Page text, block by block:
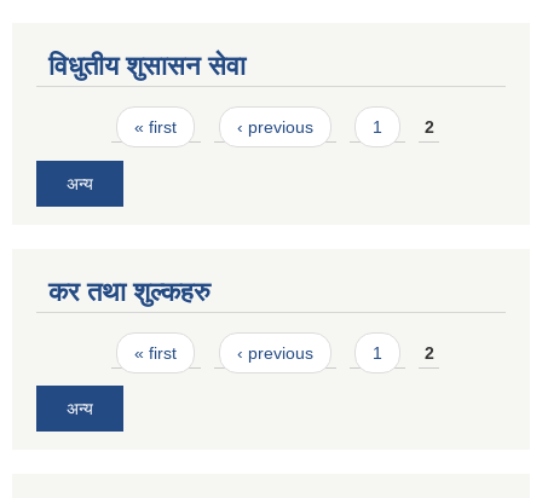
विधुतीय शुसासन सेवा
Pages« first ‹ previous 1 2
अन्य
कर तथा शुल्कहरु
Pages« first ‹ previous 1 2
अन्य